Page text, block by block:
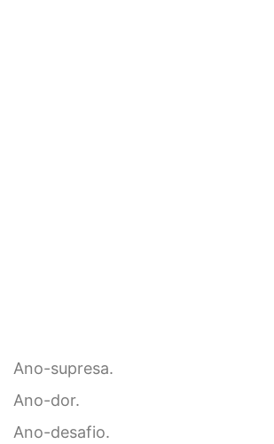
Ano-supresa.
Ano-dor.
Ano-desafio.